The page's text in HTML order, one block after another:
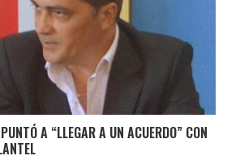
A “LLEGAR A UN ACUERDO” CON